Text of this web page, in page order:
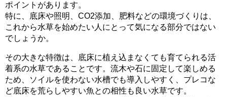
ポイントがあります。
特に、底床や照明、CO2添加、肥料などの環境づくりは、
これから水草を始めたい人にとって気になる部分ではない
でしょうか。
その大きな特徴は、底床に植え込まなくても育てられる活
着系の水草であることです。流木や石に固定して楽しめる
ため、ソイルを使わない水槽でも導入しやすく、プレコな
ど底床を荒らしやすい魚との相性も良い水草です。